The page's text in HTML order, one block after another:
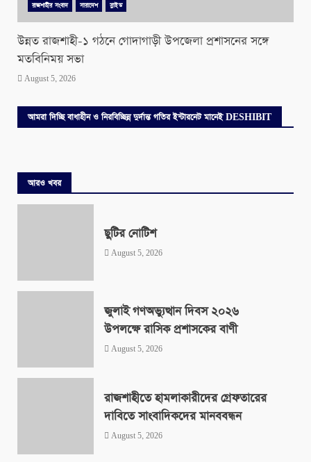
রাজশাহীর সংবাদ সারাদেশ স্লাইড
উন্নত রাজশাহী-১ গঠনে গোদাগাড়ী উপজেলা প্রশাসনের সঙ্গে
মতবিনিময় সভা
August 5, 2026
আমরা দিচ্ছি বাধাহীন ও নিরবিচ্ছিন্ন দুর্দান্ত গতির ইন্টারনেট মানেই DESHIBIT
আরও খবর
ছুটির নোটিশ
August 5, 2026
জুলাই গণঅভ্যুত্থান দিবস ২০২৬
উপলক্ষে রাসিক প্রশাসকের বাণী
August 5, 2026
রাজশাহীতে হামলাকারীদের গ্রেফতারের
দাবিতে সাংবাদিকদের মানববন্ধন
August 5, 2026